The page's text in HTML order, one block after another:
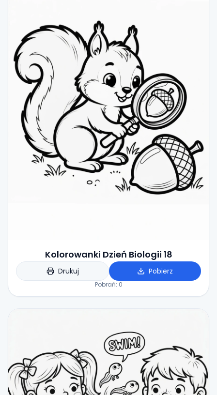
Kolorowanki Dzień Biologii 18
Drukuj Pobierz
Pobrań: 0